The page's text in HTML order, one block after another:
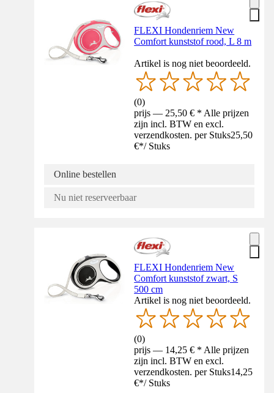
FLEXI Hondenriem New
Comfort kunststof rood, L 8 m
Artikel is nog niet beoordeeld.
(0)
prijs — 25,50 € * Alle prijzen
zijn incl. BTW en excl.
verzendkosten. per Stuks25,50
€*/ Stuks
Online bestellen
Nu niet reserveerbaar
FLEXI Hondenriem New
Comfort kunststof zwart, S
500 cm
Artikel is nog niet beoordeeld.
(0)
prijs — 14,25 € * Alle prijzen
zijn incl. BTW en excl.
verzendkosten. per Stuks14,25
€*/ Stuks